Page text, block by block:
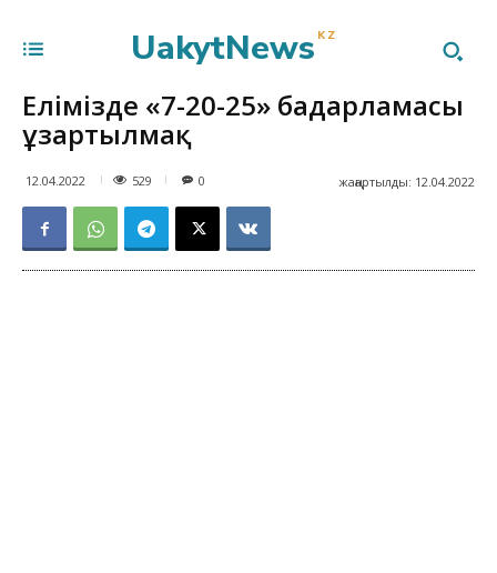
UakytNews KZ
Елімізде «7-20-25» бағдарламасы
ұзартылмақ
12.04.2022 529 жаңартылды: 12.04.2022
0